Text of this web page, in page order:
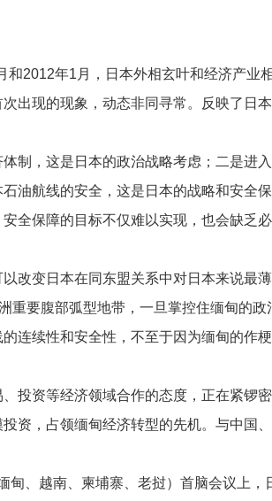
2012年1月，日本外相玄叶和经济产业
出现的现象，动态非同寻常。反映了日
，这是日本的政治战略考虑；二是进
油航线的安全，这是日本的战略和安全
全保障的目标不仅难以实现，也会缺乏
变日本在同东盟关系中对日本来说最薄
重要腹部弧型地带，一旦掌控住缅甸的政
连续性和安全性，不至于因为缅甸的作
资等经济领域合作的态度，正在紧锣
资，占领缅甸经济转型的先机。与中国
、越南、柬埔寨、老挝）首脑会议上，